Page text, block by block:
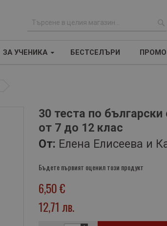
р
ЗА УЧЕНИКА БЕСТСЕЛЪРИ
30 теста по
от 7 до 12 клас
От: Елена Елисеева и
Бъдете първият оценил този продукт
6,50 €
12,71 лв.